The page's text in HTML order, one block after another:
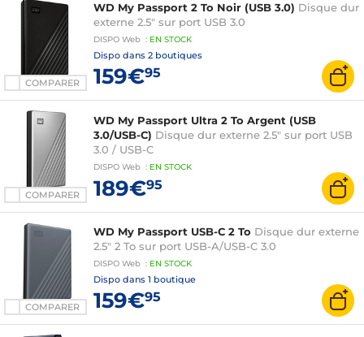
COMPARER
WD My Passport 2 To Noir (USB 3.0) Disque dur
externe 2.5" sur port USB 3.0
DISPO Web : EN STOCK
Dispo dans 2 boutiques
159€95
COMPARER
WD My Passport Ultra 2 To Argent (USB
3.0/USB-C) Disque dur externe 2.5" sur port USB
3.0 / USB-C
DISPO Web : EN STOCK
189€95
COMPARER
WD My Passport USB-C 2 To Disque dur externe
2.5" 2 To sur port USB-A/USB-C 3.0
DISPO Web : EN STOCK
Dispo dans 1 boutique
159€95